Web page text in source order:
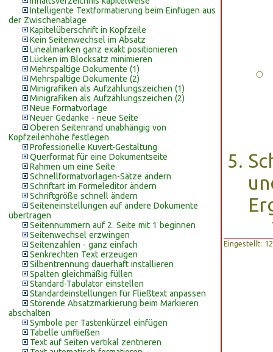
Intelligente Textformatierung beim Einfügen aus
der Zwischenablage
Kapitelüberschrift in Kopfzeile
Kein Seitenwechsel im Absatz
Linealmarken ganz exakt positionieren
Lücken im Blocksatz minimieren
Mehrspaltige Dokumente (1)
Mehrspaltige Dokumente (2)
Minigrafiken als Aufzählungszeichen (1)
Minigrafiken als Aufzählungszeichen (2)
Neue Formatvorlage
Neuer Gedanke - neue Seite
Oberen Seitenrand unabhängig von
Kopfzeilenhöhe festlegen
Professionelle Kuvert-Gestaltung
Querformat für eine Dokumentseite
Rahmen um eine Seite
Schnellformatvorlagen-Sätze ändern
Schriftart im Formeleditor ändern
Schriftgröße schnell ändern
Seiteneinstellungen auf andere Dokumente
übertragen
Seitennummern auf 2. Seite mit 1 beginnen
Seitenwechsel erzwingen
Seitenzahlen - ganz einfach
Senkrechten Text erzeugen
Silbentrennung dauerhaft installieren
Spalten gleichmäßig füllen
Standard-Tabulator einstellen
Standardeinstellungen für Fließtext anpassen
Störende Absatzmarkierung beim Markieren
abschalten
Symbole per Tastenkürzel einfügen
Tabelle umfließen
Text auf Seiten vertikal zentrieren
Eingestellt: